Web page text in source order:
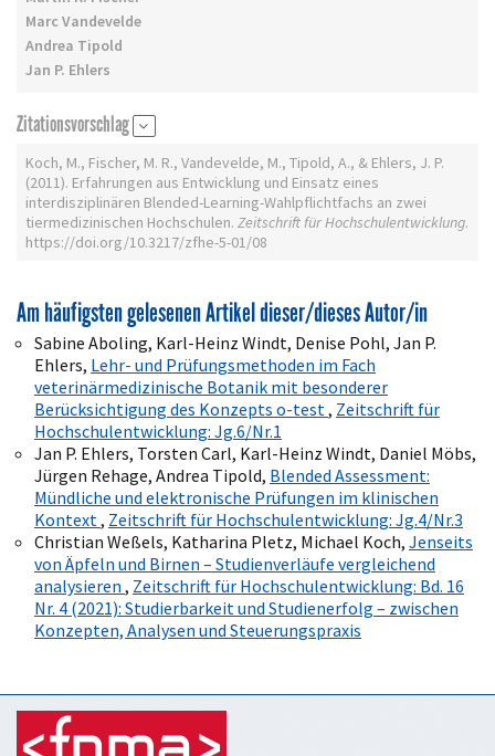
Marc Vandevelde
Andrea Tipold
Jan P. Ehlers
Zitationsvorschlag
Koch, M., Fischer, M. R., Vandevelde, M., Tipold, A., & Ehlers, J. P.
(2011). Erfahrungen aus Entwicklung und Einsatz eines
interdisziplinären Blended-Learning-Wahlpflichtfachs an zwei
tiermedizinischen Hochschulen. Zeitschrift für Hochschulentwicklung.
https://doi.org/10.3217/zfhe-5-01/08
Am häufigsten gelesenen Artikel dieser/dieses Autor/in
Sabine Aboling, Karl-Heinz Windt, Denise Pohl, Jan P.
Ehlers, Lehr- und Prüfungsmethoden im Fach
veterinärmedizinische Botanik mit besonderer
Berücksichtigung des Konzepts o-test, Zeitschrift für
Hochschulentwicklung: Jg.6/Nr.1
Jan P. Ehlers, Torsten Carl, Karl-Heinz Windt, Daniel Möbs,
Jürgen Rehage, Andrea Tipold, Blended Assessment:
Mündliche und elektronische Prüfungen im klinischen
Kontext, Zeitschrift für Hochschulentwicklung: Jg.4/Nr.3
Christian Weßels, Katharina Pletz, Michael Koch, Jenseits
von Äpfeln und Birnen – Studienverläufe vergleichend
analysieren , Zeitschrift für Hochschulentwicklung: Bd. 16
Nr. 4 (2021): Studierbarkeit und Studienerfolg – zwischen
Konzepten, Analysen und Steuerungspraxis